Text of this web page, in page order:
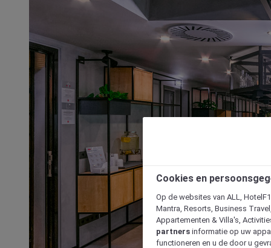
Cookies en
Op de websites van ALL,
Mantra, Resorts, Business
Appartementen & Villa's,
partners informatie op uw
functioneren en u de door u